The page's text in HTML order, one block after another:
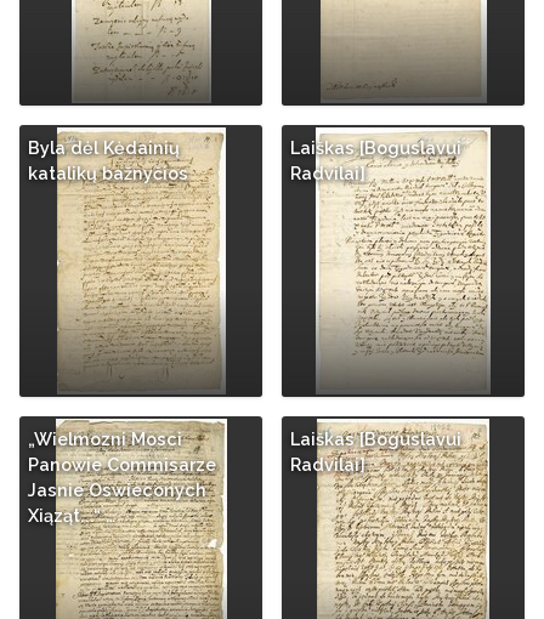
Byla dėl Kėdainių
katalikų bažnyčios
Laiškas [Boguslavui
Radvilai]
„Wielmozni Mosci
Panowie Commisarze
Jasnie Oswieconych
Xiąząt...“ …
Laiškas [Boguslavui
Radvilai]